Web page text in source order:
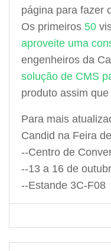
página para fazer
Os primeiros 50
aproveite uma
engenheiros da
solução de CMS
produto assim que
Para mais
Candid na Feira
--Centro de
--13 a 16 de
--Estande 3C-F08